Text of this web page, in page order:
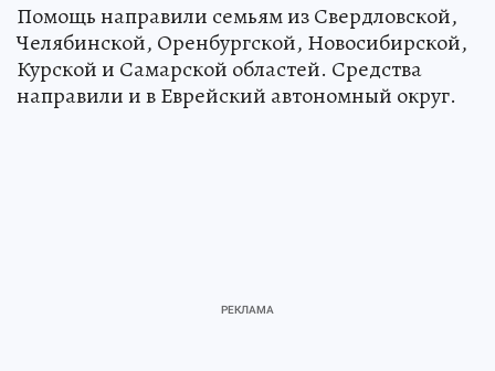
Помощь направили семьям из Свердловской,
Челябинской, Оренбургской, Новосибирской,
Курской и Самарской областей. Средства
направили и в Еврейский автономный округ.